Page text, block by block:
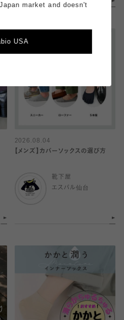
2026.08.04
【メンズ】カバーソックスの選び方
靴下屋
エスパル仙台
market and doesn't
USA